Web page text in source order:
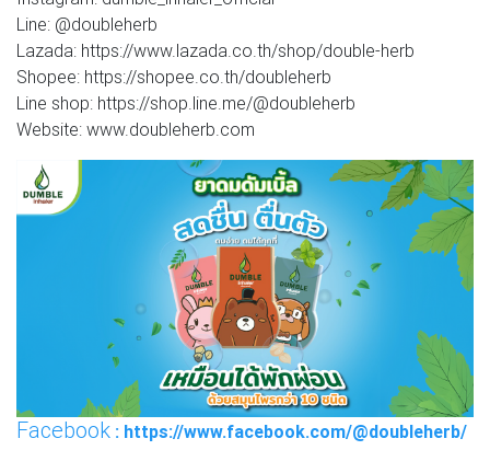
Line: @doubleherb
Lazada: https://www.lazada.co.th/shop/double-herb
Shopee: https://shopee.co.th/doubleherb
Line shop: https://shop.line.me/@doubleherb
Website: www.doubleherb.com
Facebook : https://www.facebook.com/@doubleherb/